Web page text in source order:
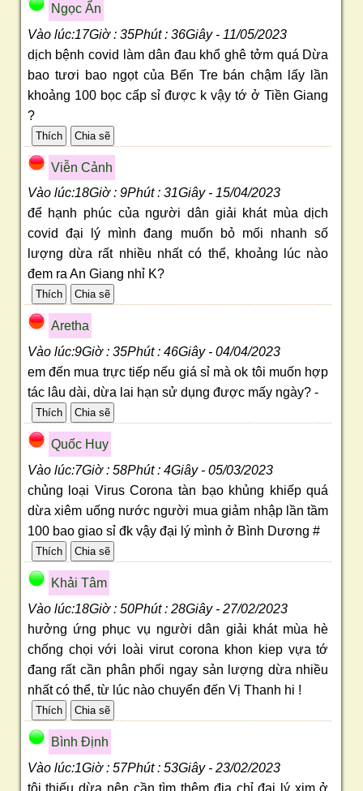
Ngọc Ẩn
Vào lúc:17Giờ : 35Phút : 36Giây - 11/05/2023
dịch bệnh covid làm dân đau khổ ghê tởm quá Dừa
bao tươi bao ngọt của Bến Tre bán chậm lấy lần
khoảng 100 bọc cấp sỉ được k vậy tớ ở Tiền Giang
?
Viễn Cảnh
Vào lúc:18Giờ : 9Phút : 31Giây - 15/04/2023
để hạnh phúc của người dân giải khát mùa dịch
covid đại lý mình đang muốn bỏ mối nhanh số
lượng dừa rất nhiều nhất có thể, khoảng lúc nào
đem ra An Giang nhỉ K?
Aretha
Vào lúc:9Giờ : 35Phút : 46Giây - 04/04/2023
em đến mua trực tiếp nếu giá sỉ mà ok tôi muốn hợp
tác lâu dài, dừa lai hạn sử dụng được mấy ngày? -
Quốc Huy
Vào lúc:7Giờ : 58Phút : 4Giây - 05/03/2023
chủng loại Virus Corona tàn bạo khủng khiếp quá
dừa xiêm uống nước người mua giảm nhập lần tầm
100 bao giao sỉ đk vậy đại lý mình ở Bình Dương #
Khải Tâm
Vào lúc:18Giờ : 50Phút : 28Giây - 27/02/2023
hưởng ứng phục vụ người dân giải khát mùa hè
chống chọi với loài virut corona khon kiep vựa tớ
đang rất cần phân phối ngay sản lượng dừa nhiều
nhất có thể, từ lúc nào chuyển đến Vị Thanh hi !
Bình Ðịnh
Vào lúc:1Giờ : 57Phút : 53Giây - 23/02/2023
tôi thiếu dừa nên cần tìm thêm địa chỉ đại lý xim ở